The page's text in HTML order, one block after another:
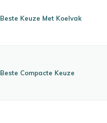
Beste Keuze Met Koelvak
Beste Compacte Keuze